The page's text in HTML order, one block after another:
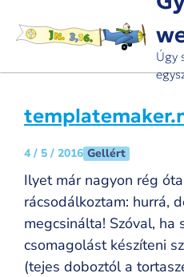
Úgy
4 / 5 / 2016 Gellért
Ilyet már nagyon rég
rácsodálkoztam: hurrá,
megcsinálta! Szóval, ha
csomagolást készíteni
(tejes doboztól a